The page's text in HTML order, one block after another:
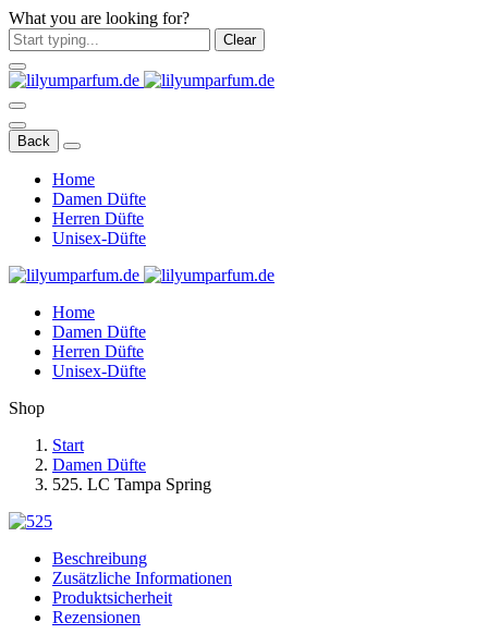
What you are looking for?
Clear
Back
Home
Damen Düfte
Herren Düfte
Unisex-Düfte
Home
Damen Düfte
Herren Düfte
Unisex-Düfte
Shop
Start
Damen Düfte
525. LC Tampa Spring
Beschreibung
Zusätzliche Informationen
Produktsicherheit
Rezensionen